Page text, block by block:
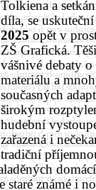
Tolkiena a
díla, se
2025opět v
ZŠ Grafická.
vášnivé debaty
materiálu a
současných
širokým
hudební
zařazená i
tradiční
staré známé i